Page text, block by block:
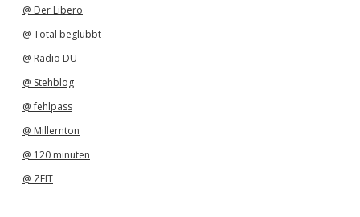
@ Der Libero
@ Total beglubbt
@ Radio DU
@ Stehblog
@ fehlpass
@ Millernton
@ 120 minuten
@ ZEIT